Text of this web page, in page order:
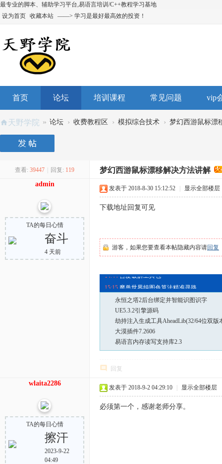
最专业的脚本、辅助学习平台,易语言培训/C++教程学习基地
设为首页 收藏本站 ——> 学习是最好最高效的投资！
首页 论坛 培训课程 常见问题 vip
天野学院 » 论坛 › 收费教程区 › 模拟综合技术 › 梦幻西游鼠标漂
查看: 39447 回复: 119 梦幻西游鼠标漂移解决方法讲解
admin
TA的每日心情
奋斗
4 天前
发表于 2018-8-30 15:12:52 显示全部楼层
下载地址回复可见
游客，如果您要查看本帖隐藏内容请回复
魔兽世界纯图色算法精准寻路
永恒之塔2后台绑定并智能识图识字
UE5.3.2引擎源码
劫持注入生成工具AheadLib(32/64位双版
大漠插件7.2606
易语言内存读写支持库2.3
回复
wlaita2286
TA的每日心情
擦汗
2023-9-22
04:49
发表于 2018-9-2 04:29:10 显示全部楼层
必须第一个，感谢老师分享。